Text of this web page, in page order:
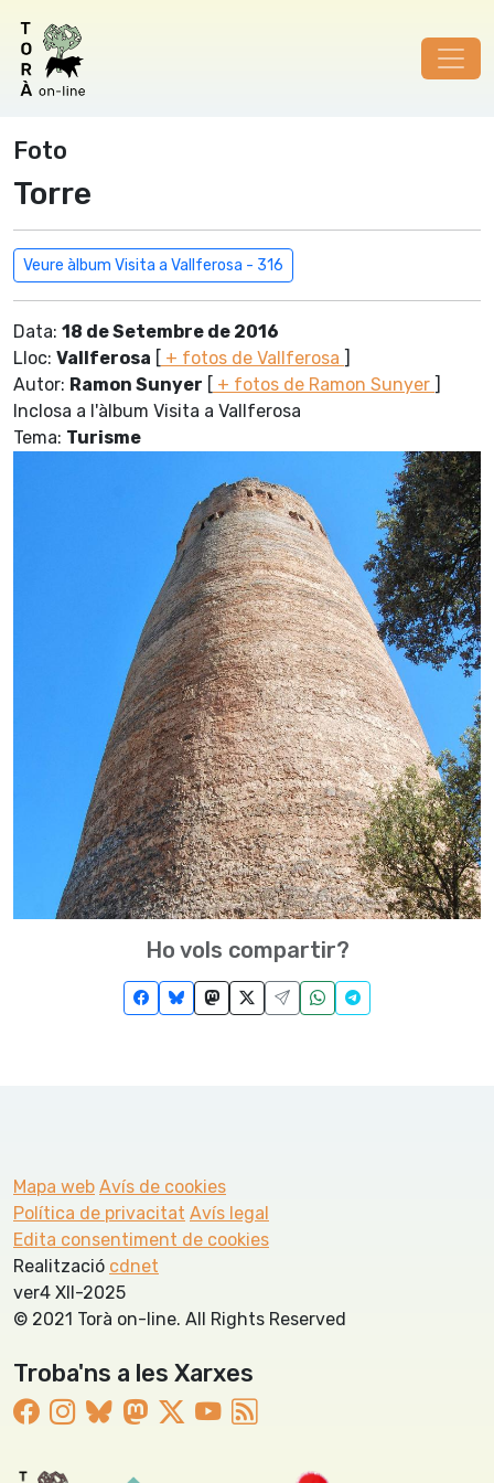
Foto
Torre
Veure àlbum Visita a Vallferosa - 316
Data: 18 de Setembre de 2016
Lloc: Vallferosa [ + fotos de Vallferosa ]
Autor: Ramon Sunyer [ + fotos de Ramon Sunyer ]
Inclosa a l'àlbum Visita a Vallferosa
Tema: Turisme
Ho vols compartir?
Mapa web Avís de cookies
Política de privacitat Avís legal
Edita consentiment de cookies
Realització cdnet
ver4 XII-2025
© 2021 Torà on-line. All Rights Reserved
Troba'ns a les Xarxes